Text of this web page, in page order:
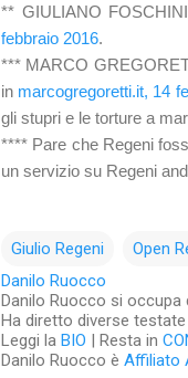
** GIULIANO
febbraio 2016.
*** MARCO
in marcogregoretti.it, 14
gli stupri e le torture a
**** Pare che Regeni
un servizio su Regeni
Giulio Regeni Open
Danilo Ruocco
Danilo Ruocco si occupa
Ha diretto diverse
Leggi la BIO | Resta in
Danilo Ruocco è Affiliato